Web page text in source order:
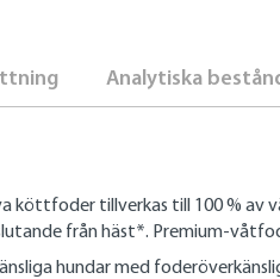
Analytiska
tillverkas till 100 % av
från häst*. Premium-
hundar med